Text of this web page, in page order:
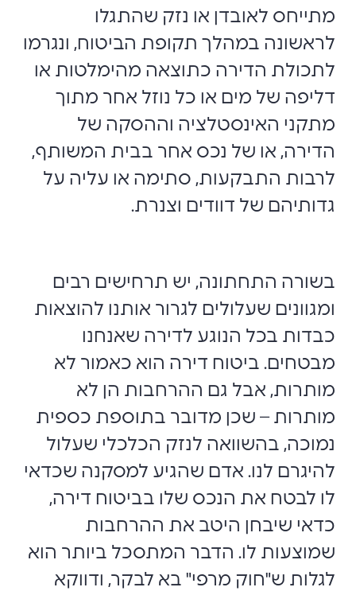
מתייחס לאובדן או נזק שהתגלו
לראשונה במהלך תקופת הביטוח, ונגרמו
לתכולת הדירה כתוצאה מהימלטות או
דליפה של מים או כל נוזל אחר מתוך
מתקני האינסטלציה וההסקה של
הדירה, או של נכס אחר בבית המשותף,
לרבות התבקעות, סתימה או עליה על
גדותיהם של דוודים וצנרת.
בשורה התחתונה, יש תרחישים רבים
ומגוונים שעלולים לגרור אותנו להוצאות
כבדות בכל הנוגע לדירה שאנחנו
מבטחים. ביטוח דירה הוא כאמור לא
מותרות, אבל גם ההרחבות הן לא
מותרות – שכן מדובר בתוספת כספית
נמוכה, בהשוואה לנזק הכלכלי שעלול
להיגרם לנו. אדם שהגיע למסקנה שכדאי
לו לבטח את הנכס שלו בביטוח דירה,
כדאי שיבחן היטב את ההרחבות
שמוצעות לו. הדבר המתסכל ביותר הוא
לגלות ש"חוק מרפי" בא לבקר, ודווקא